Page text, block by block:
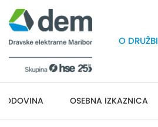
O DRUŽBI
OSEBNA IZKAZNICA